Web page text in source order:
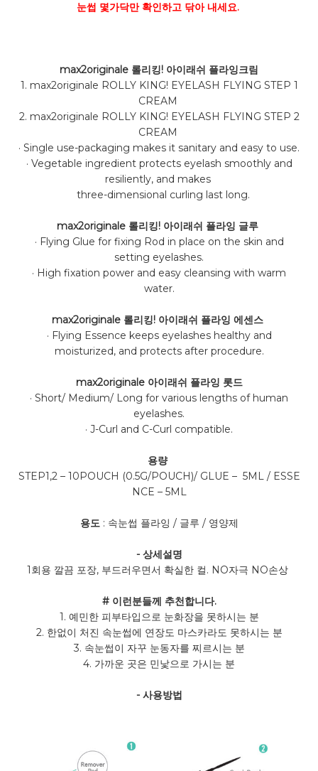
눈썹 몇가닥만 확인하고 닦아 내세요.
max2originale 롤리킹! 아이래쉬 플라잉크림
1. max2originale ROLLY KING! EYELASH FLYING STEP 1
CREAM
2. max2originale ROLLY KING! EYELASH FLYING STEP 2
CREAM
· Single use-packaging makes it sanitary and easy to use.
· Vegetable ingredient protects eyelash smoothly and
resiliently, and makes
three-dimensional curling last long.
max2originale 롤리킹! 아이래쉬 플라잉 글루
· Flying Glue for fixing Rod in place on the skin and
setting eyelashes.
· High fixation power and easy cleansing with warm
water.
max2originale 롤리킹! 아이래쉬 플라잉 에센스
· Flying Essence keeps eyelashes healthy and
moisturized, and protects after procedure.
max2originale 아이래쉬 플라잉 롯드
· Short/ Medium/ Long for various lengths of human
eyelashes.
· J-Curl and C-Curl compatible.
용량
STEP1,2 – 10POUCH (0.5G/POUCH)/ GLUE – 5ML / ESSE
NCE – 5ML
용도: 속눈썹 플라잉 / 글루 / 영양제
- 상세설명
1회용 깔끔 포장, 부드러우면서 확실한 컬. NO자극 NO손상
# 이런분들께 추천합니다.
1. 예민한 피부타입으로 눈화장을 못하시는 분
2. 한없이 처진 속눈썹에 연장도 마스카라도 못하시는 분
3. 속눈썹이 자꾸 눈동자를 찌르시는 분
4. 가까운 곳은 민낯으로 가시는 분
- 사용방법